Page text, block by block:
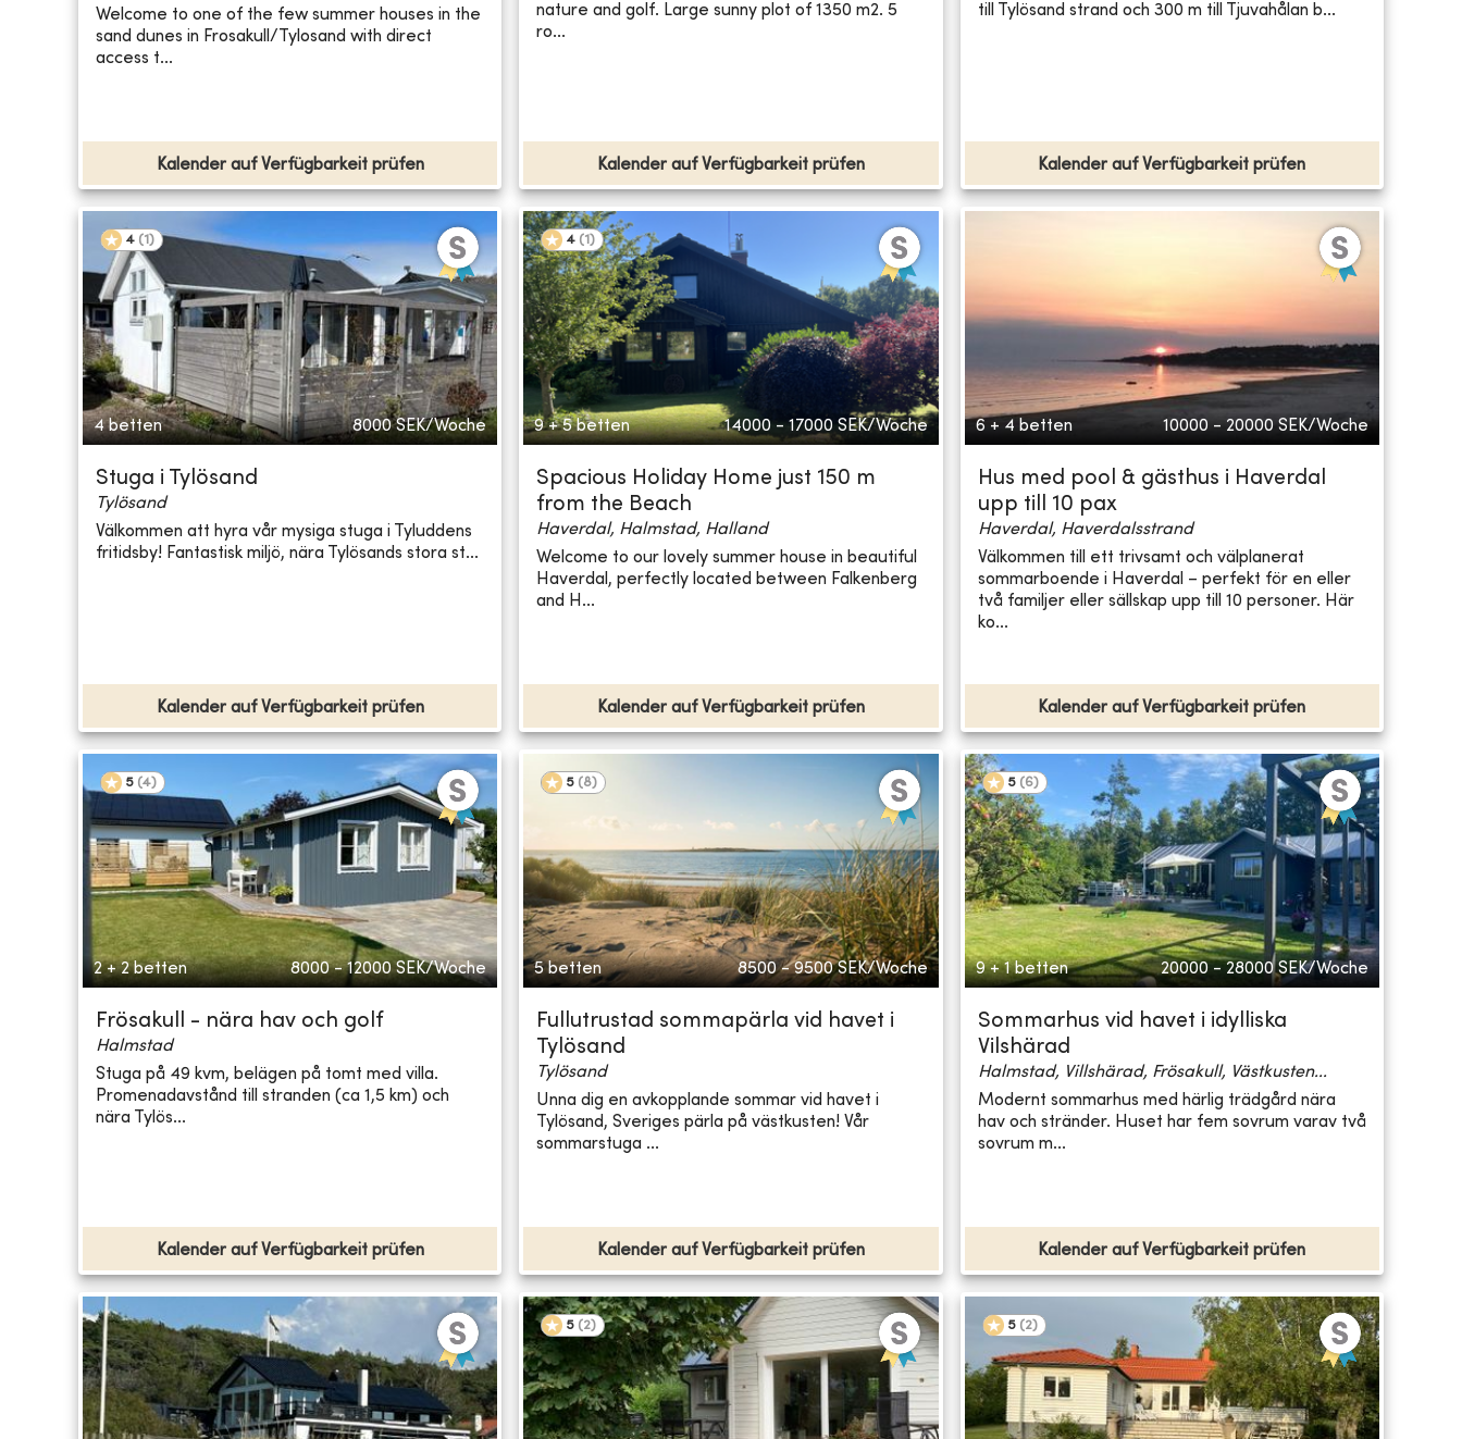
Welcome to one of the few summer houses in the
sand dunes in Frosakull/Tylosand with direct
access t...
Kalender auf Verfügbarkeit prüfen
nature and golf. Large sunny plot of 1350 m2. 5
ro...
Kalender auf Verfügbarkeit prüfen
till Tylösand strand och 300 m till Tjuvahålan b...
Kalender auf Verfügbarkeit prüfen
4 (1 )
4 betten 8000 SEK/Woche
Stuga i Tylösand
Tylösand
Välkommen att hyra vår mysiga stuga i Tyluddens
fritidsby! Fantastisk miljö, nära Tylösands stora st...
Kalender auf Verfügbarkeit prüfen
4 (1 )
9 + 5 betten 14000 - 17000 SEK/Woche
Spacious Holiday Home just 150 m
from the Beach
Haverdal, Halmstad, Halland
Welcome to our lovely summer house in beautiful
Haverdal, perfectly located between Falkenberg
and H...
Kalender auf Verfügbarkeit prüfen
6 + 4 betten 10000 - 20000 SEK/Woche
Hus med pool & gästhus i Haverdal
upp till 10 pax
Haverdal, Haverdalsstrand
Välkommen till ett trivsamt och välplanerat
sommarboende i Haverdal – perfekt för en eller
två familjer eller sällskap upp till 10 personer. Här
ko...
Kalender auf Verfügbarkeit prüfen
5 (4)
2 + 2 betten 8000 - 12000 SEK/Woche
Frösakull - nära hav och golf
Halmstad
Stuga på 49 kvm, belägen på tomt med villa.
Promenadavstånd till stranden (ca 1,5 km) och
nära Tylös...
Kalender auf Verfügbarkeit prüfen
5 (8)
5 betten 8500 - 9500 SEK/Woche
Fullutrustad sommapärla vid havet i
Tylösand
Tylösand
Unna dig en avkopplande sommar vid havet i
Tylösand, Sveriges pärla på västkusten! Vår
sommarstuga ...
Kalender auf Verfügbarkeit prüfen
5 (6)
9 + 1 betten 20000 - 28000 SEK/Woche
Sommarhus vid havet i idylliska
Vilshärad
Halmstad, Villshärad, Frösakull, Västkusten...
Modernt sommarhus med härlig trädgård nära
hav och stränder. Huset har fem sovrum varav två
sovrum m...
Kalender auf Verfügbarkeit prüfen
5 (2) 5 (2)